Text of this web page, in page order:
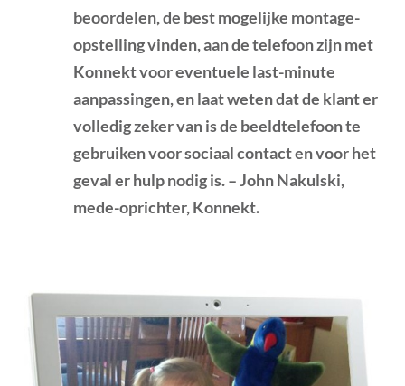
beoordelen, de best mogelijke montage-
opstelling vinden, aan de telefoon zijn met
Konnekt voor eventuele last-minute
aanpassingen, en laat weten dat de klant er
volledig zeker van is de beeldtelefoon te
gebruiken voor sociaal contact en voor het
geval er hulp nodig is. – John Nakulski,
mede-oprichter, Konnekt.